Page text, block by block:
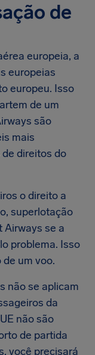
de
europeia, a
europeias
europeu. Isso
de um
são
mais
direitos do
o direito a
superlotação
Airways se a
problema. Isso
um voo.
não se aplicam
da
não são
de partida
você precisará